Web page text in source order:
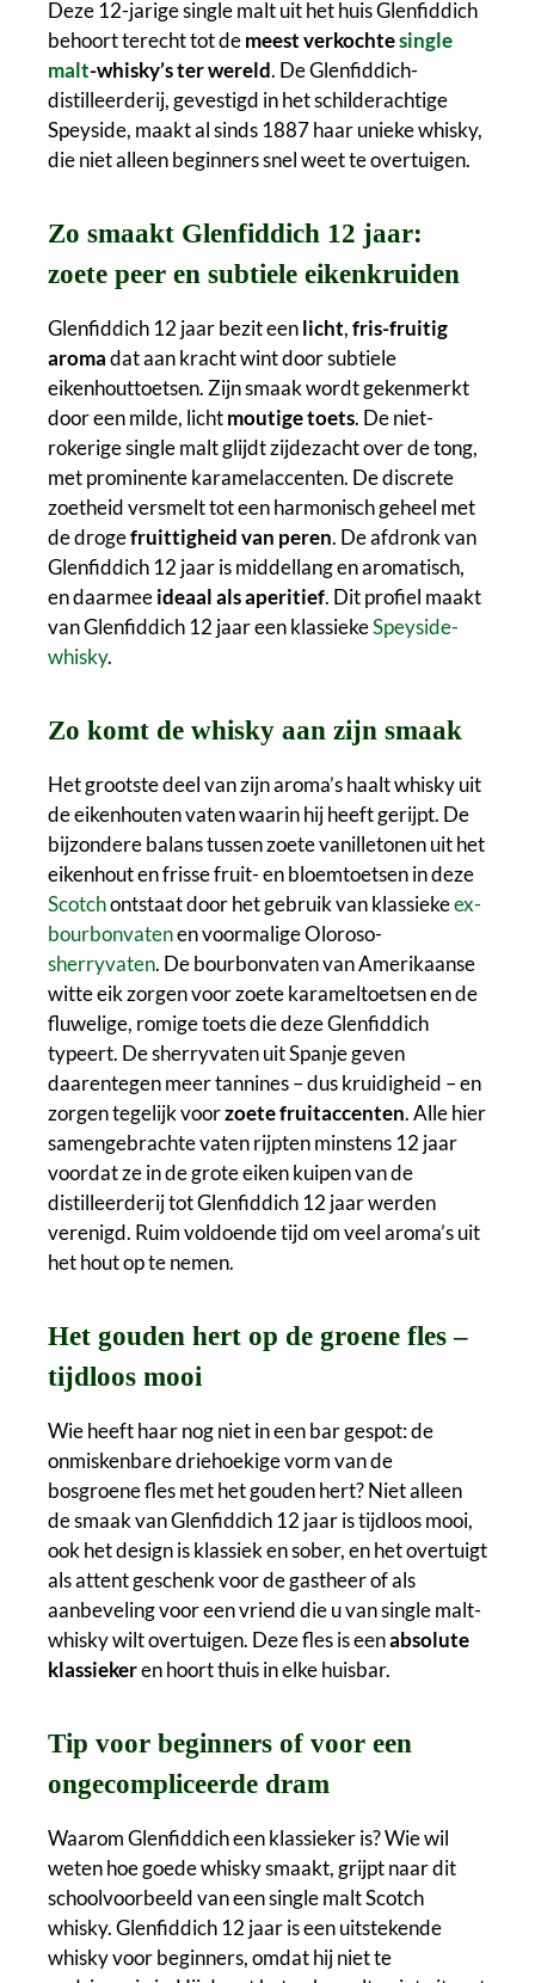
Deze 12-jarige single malt uit het huis Glenfiddich
behoort terecht tot demeest verkochtesingle
malt-whisky’s ter wereld. De Glenfiddich-
distilleerderij, gevestigd in het schilderachtige
Speyside, maakt al sinds 1887 haar unieke whisky,
die niet alleen beginners snel weet te overtuigen.
Zo smaakt Glenfiddich 12 jaar:
zoete peer en subtiele eikenkruiden
Glenfiddich 12 jaar bezit eenlicht,fris-fruitig
aromadat aan kracht wint door subtiele
eikenhouttoetsen. Zijn smaak wordt gekenmerkt
door een milde, lichtmoutige toets. De niet-
rokerige single malt glijdt zijdezacht over de tong,
met prominente karamelaccenten. De discrete
zoetheid versmelt tot een harmonisch geheel met
de drogefruittigheid van peren. De afdronk van
Glenfiddich 12 jaar is middellang en aromatisch,
en daarmeeideaal als aperitief. Dit profiel maakt
van Glenfiddich 12 jaar een klassiekeSpeyside-
whisky.
Zo komt de whisky aan zijn smaak
Het grootste deel van zijn aroma’s haalt whisky uit
de eikenhouten vaten waarin hij heeft gerijpt. De
bijzondere balans tussen zoete vanilletonen uit het
eikenhout en frisse fruit- en bloemtoetsen in deze
Scotchontstaat door het gebruik van klassiekeex-
bourbonvatenen voormalige Oloroso-
sherryvaten. De bourbonvaten van Amerikaanse
witte eik zorgen voor zoete karameltoetsen en de
fluwelige, romige toets die deze Glenfiddich
typeert. De sherryvaten uit Spanje geven
daarentegen meer tannines – dus kruidigheid – en
zorgen tegelijk voorzoete fruitaccenten. Alle hier
samengebrachte vaten rijpten minstens 12 jaar
voordat ze in de grote eiken kuipen van de
distilleerderij tot Glenfiddich 12 jaar werden
verenigd. Ruim voldoende tijd om veel aroma’s uit
het hout op te nemen.
Het gouden hert op de groene fles –
tijdloos mooi
Wie heeft haar nog niet in een bar gespot: de
onmiskenbare driehoekige vorm van de
bosgroene fles met het gouden hert? Niet alleen
de smaak van Glenfiddich 12 jaar is tijdloos mooi,
ook het design is klassiek en sober, en het overtuigt
als attent geschenk voor de gastheer of als
aanbeveling voor een vriend die u van single malt-
whisky wilt overtuigen. Deze fles is eenabsolute
klassiekeren hoort thuis in elke huisbar.
Tip voor beginners of voor een
ongecompliceerde dram
Waarom Glenfiddich een klassieker is? Wie wil
weten hoe goede whisky smaakt, grijpt naar dit
schoolvoorbeeld van een single malt Scotch
whisky. Glenfiddich 12 jaar is een uitstekende
whisky voor beginners, omdat hij niet te